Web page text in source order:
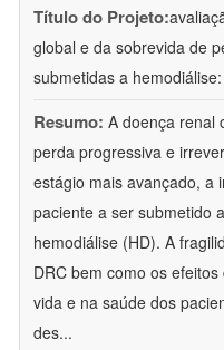
Título do Projeto:
global e da sobrevida de
submetidas a
Resumo: A doença renal
perda progressiva e
estágio mais avançado, a
paciente a ser submetido
hemodiálise (HD). A
DRC bem como os
vida e na saúde dos
des...